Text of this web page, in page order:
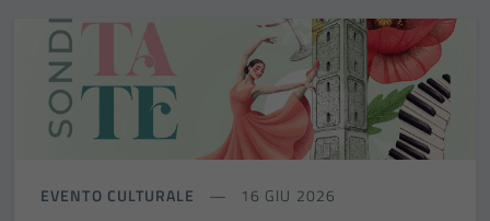
EVENTO CULTURALE 16 GIU 2026
essere
disabilitati.
Questi cookie
non raccolgono
informazioni
personali.